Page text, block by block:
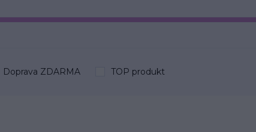
Doprava ZDARMA TOP produkt